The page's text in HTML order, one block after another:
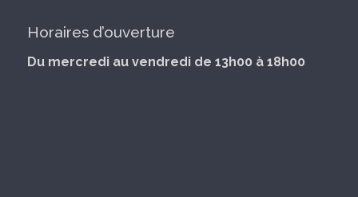
Horaires d’ouverture
Du mercredi au vendredi de 13h00 à 18h00